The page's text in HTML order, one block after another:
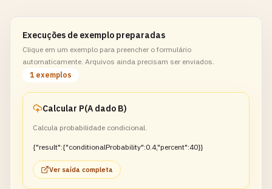
Execuções de exemplo preparadas
Clique em um exemplo para preencher o formulário
automaticamente. Arquivos ainda precisam ser enviados.
1 exemplos
Calcular P(A dado B)
Calcula probabilidade condicional.
{"result":{"conditionalProbability":0.4,"percent":40}}
Ver saída completa